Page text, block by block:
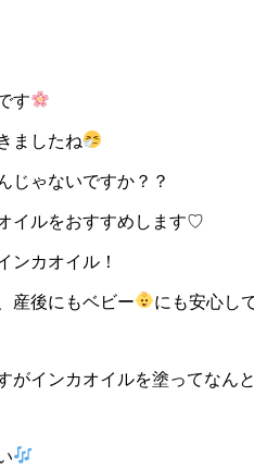
す
ましたね
じゃないですか？？
イルをおすすめします♡
ンカオイル！
産後にもベビー にも安心し
がインカオイルを塗ってなん